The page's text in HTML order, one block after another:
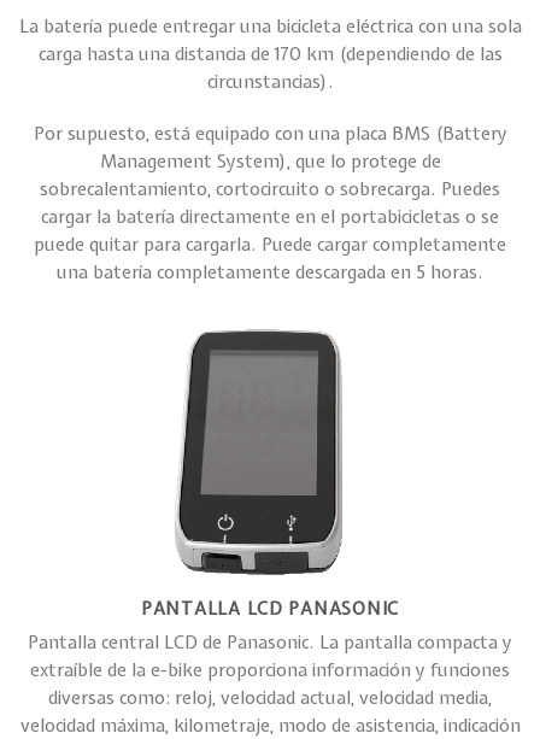
La batería puede entregar una bicicleta eléctrica con una sola
carga hasta una distancia de 170 km (dependiendo de las
circunstancias).
Por supuesto, está equipado con una placa BMS (Battery
Management System), que lo protege de
sobrecalentamiento, cortocircuito o sobrecarga. Puedes
cargar la batería directamente en el portabicicletas o se
puede quitar para cargarla. Puede cargar completamente
una batería completamente descargada en 5 horas.
PANTALLA LCD PANASONIC
Pantalla central LCD de Panasonic. La pantalla compacta y
extraíble de la e-bike proporciona información y funciones
diversas como: reloj, velocidad actual, velocidad media,
velocidad máxima, kilometraje, modo de asistencia, indicación